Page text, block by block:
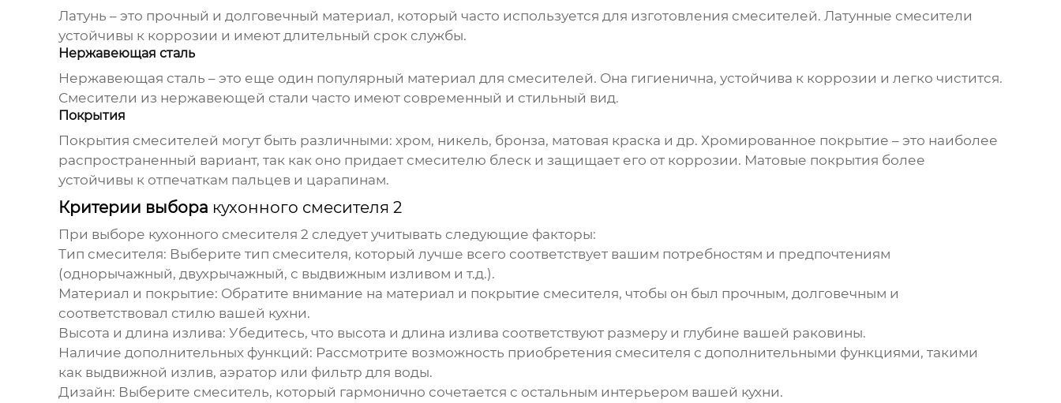
Латунь – это прочный и долговечный материал, который часто используется для изготовления смесителей. Латунные смесители
устойчивы к коррозии и имеют длительный срок службы.
Нержавеющая сталь
Нержавеющая сталь – это еще один популярный материал для смесителей. Она гигиенична, устойчива к коррозии и легко чистится.
Смесители из нержавеющей стали часто имеют современный и стильный вид.
Покрытия
Покрытия смесителей могут быть различными: хром, никель, бронза, матовая краска и др. Хромированное покрытие – это наиболее
распространенный вариант, так как оно придает смесителю блеск и защищает его от коррозии. Матовые покрытия более
устойчивы к отпечаткам пальцев и царапинам.
Критерии выбора кухонного смесителя 2
При выборе кухонного смесителя 2 следует учитывать следующие факторы:
Тип смесителя: Выберите тип смесителя, который лучше всего соответствует вашим потребностям и предпочтениям
(однорычажный, двухрычажный, с выдвижным изливом и т.д.).
Материал и покрытие: Обратите внимание на материал и покрытие смесителя, чтобы он был прочным, долговечным и
соответствовал стилю вашей кухни.
Высота и длина излива: Убедитесь, что высота и длина излива соответствуют размеру и глубине вашей раковины.
Наличие дополнительных функций: Рассмотрите возможность приобретения смесителя с дополнительными функциями, такими
как выдвижной излив, аэратор или фильтр для воды.
Дизайн: Выберите смеситель, который гармонично сочетается с остальным интерьером вашей кухни.